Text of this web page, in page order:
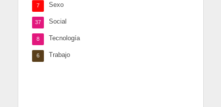
Sexo
7
Social
37
Tecnología
8
Trabajo
6